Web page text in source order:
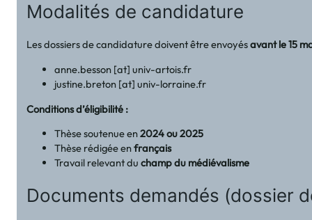
Modalités de candidature
Les dossiers de candidature doivent être envoyésavant le 15
anne.besson [at] univ-artois.fr
justine.breton [at] univ-lorraine.fr
Conditions d’éligibilité :
Thèse soutenue en2024 ou 2025
Thèse rédigée enfrançais
Travail relevant duchamp du médiévalisme
Documents demandés (dossier